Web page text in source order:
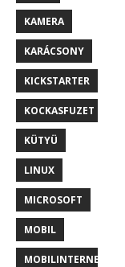
KAMERA
KARÁCSONY
KICKSTARTER
KOCKASFUZET
KÜTYÜ
LINUX
MICROSOFT
MOBIL
MOBILINTERNET